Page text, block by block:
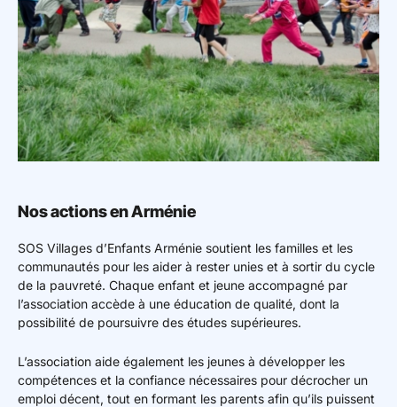
Nos actions en Arménie
SOS Villages d’Enfants Arménie soutient les familles et les
communautés pour les aider à rester unies et à sortir du cycle
de la pauvreté. Chaque enfant et jeune accompagné par
l’association accède à une éducation de qualité, dont la
possibilité de poursuivre des études supérieures.
L’association aide également les jeunes à développer les
compétences et la confiance nécessaires pour décrocher un
emploi décent, tout en formant les parents afin qu’ils puissent